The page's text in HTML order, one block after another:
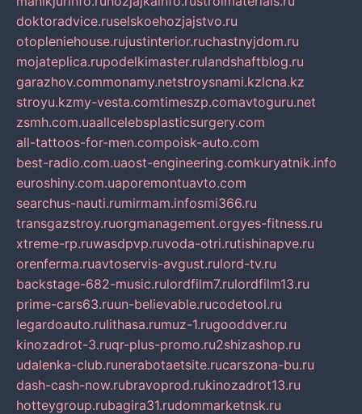
doktoradvice.ruselskoehozjajstvo.ru
otopleniehouse.rujustinterior.ruchastnyjdom.ru
mojateplica.rupodelkimaster.rulandshaftblog.ru
garazhov.commonamy.netstroysnami.kzlcna.kz
stroyu.kzmy-vesta.comtimeszp.comavtoguru.net
zsmh.com.uaallcelebsplasticsurgery.com
all-tattoos-for-men.compoisk-auto.com
best-radio.com.uaost-engineering.comkuryatnik.info
euroshiny.com.uaporemontuavto.com
searchus-nauti.rumirmam.infosmi366.ru
transgazstroy.ruorgmanagement.orgyes-fitness.ru
xtreme-rp.ruwasdpvp.ruvoda-otri.rutishinapve.ru
orenferma.ruavtoservis-avgust.rulord-tv.ru
backstage-682-music.rulordfilm7.rulordfilm13.ru
prime-cars63.ruun-believable.rucodetool.ru
legardoauto.rulithasa.rumuz-1.rugooddver.ru
kinozadrot-3.ruqr-plus-promo.ru2shizashop.ru
udalenka-club.runerabotaetsite.rucarszona-bu.ru
dash-cash-now.rubravoprod.rukinozadrot13.ru
hotteygroup.rubagira31.rudommarketnsk.ru